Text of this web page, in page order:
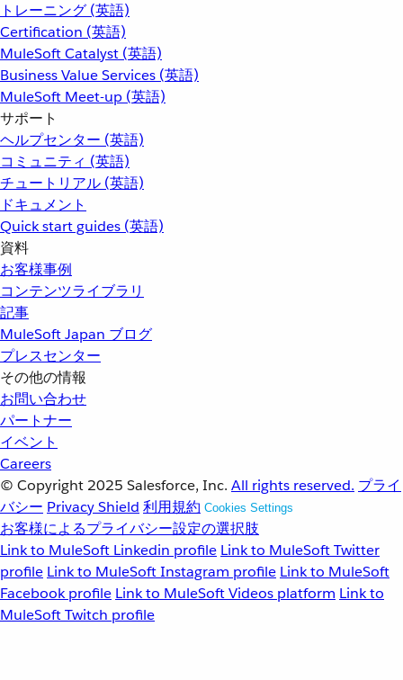
トレーニング (英語)
Certification (英語)
MuleSoft Catalyst (英語)
Business Value Services (英語)
MuleSoft Meet-up (英語)
サポート
ヘルプセンター (英語)
コミュニティ (英語)
チュートリアル (英語)
ドキュメント
Quick start guides (英語)
資料
お客様事例
コンテンツライブラリ
記事
MuleSoft Japan ブログ
プレスセンター
その他の情報
お問い合わせ
パートナー
イベント
Careers
© Copyright 2025 Salesforce, Inc. All rights reserved. プライ
バシー Privacy Shield 利用規約 Cookies Settings
お客様によるプライバシー設定の選択肢
Link to MuleSoft Linkedin profile Link to MuleSoft Twitter
profile Link to MuleSoft Instagram profile Link to MuleSoft
Facebook profile Link to MuleSoft Videos platform Link to
MuleSoft Twitch profile